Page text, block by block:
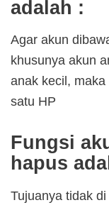
adalah :
Agar akun
khusunya akun
anak kecil,
satu HP
Fungsi
hapus
Tujuanya tidak